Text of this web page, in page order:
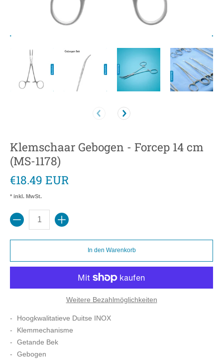
Klemschaar Gebogen - Forcep 14 cm
(MS-1178)
€18.49 EUR
* inkl. MwSt.
Menge
In den Warenkorb
Weitere Bezahlmöglichkeiten
Hoogkwalitatieve Duitse INOX
Klemmechanisme
Getande Bek
Gebogen